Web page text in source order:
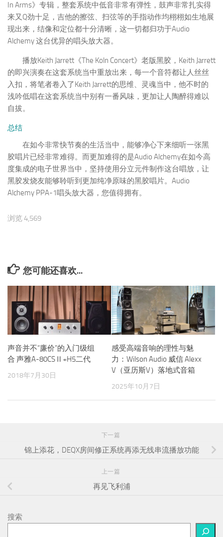
In Arms》专辑，整套系统中低音非常有弹性，鼓声非常扎实得
来又Q劲十足，吉他的擦弦、扫弦等的手指动作均栩栩如生地展
现出来，结像和定位都十分清晰，这一切都归功于Audio
Alchemy 这台优异的唱头放大器。
播放Keith Jarrett《The Koln Concert》老版黑胶，Keith Jarrett
的即兴演奏在这套系统当中重放出来，每一个音符都让人丝丝
入扣，将笔者卷入了Keith Jarrett的思维、灵魂当中，他不时的
浅吟低唱在这套系统当中别有一番风味，更加让人陶醉得难以
自拔。
总结
在如今非常快节奏的生活当中，能够净心下来细听一张黑
胶唱片已经非常难得。而更加难得的是Audio Alchemy在如今高
度集成的电子世界当中，坚持使用分立元件制作这台唱放，让
黑胶发烧友能够聆听到更加纯净原味的黑胶唱片。Audio
Alchemy PPA-1唱头放大器，您值得拥有。
浏览 4,569
您可能还喜欢...
声音并不“廉价”的入门级组
合 声雅A-80CSⅡ+H5二代
2018年7月30日
感受高端音响的理性与魅
力：Wilson Audio 威信 Alexx
V（亚历斯V）落地式音箱
2025年10月7日
下一篇
锦上添花，DEQX房间修正系统再添无线串流播放功能
上一篇
再见飞利浦
搜索